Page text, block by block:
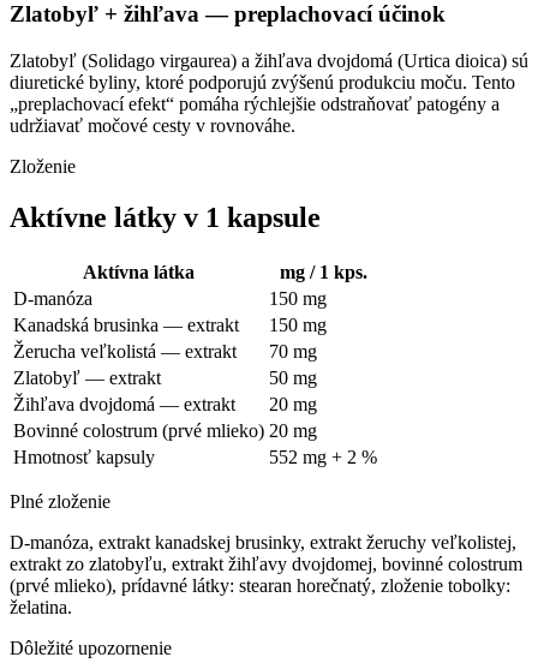
Zlatobyľ + žihľava — preplachovací účinok
Zlatobyľ (Solidago virgaurea) a žihľava dvojdomá (Urtica dioica) sú
diuretické byliny, ktoré podporujú zvýšenú produkciu moču. Tento
„preplachovací efekt“ pomáha rýchlejšie odstraňovať patogény a
udržiavať močové cesty v rovnováhe.
Zloženie
Aktívne látky v 1 kapsule
Aktívna látka
mg / 1 kps.
D-manóza
150 mg
Kanadská brusinka — extrakt
150 mg
Žerucha veľkolistá — extrakt
70 mg
Zlatobyľ — extrakt
50 mg
Žihľava dvojdomá — extrakt
20 mg
Bovinné colostrum (prvé mlieko) 20 mg
Hmotnosť kapsuly
552 mg + 2 %
Plné zloženie
D-manóza, extrakt kanadskej brusinky, extrakt žeruchy veľkolistej,
extrakt zo zlatobyľu, extrakt žihľavy dvojdomej, bovinné colostrum
(prvé mlieko), prídavné látky: stearan horečnatý, zloženie tobolky:
želatina.
Dôležité upozornenie